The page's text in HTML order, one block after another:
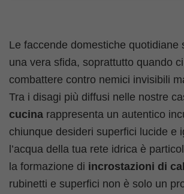
Le faccende domestiche quotidiane
una vera sfida, soprattutto quando
combattere contro nemici invisibili
Tra i disagi più diffusi nelle nostre
cucina rappresenta un autentico
chiunque desideri superfici lucide e
l’acqua della tua rete idrica è
la formazione di incrostazioni di
rubinetti e superfici non è solo un